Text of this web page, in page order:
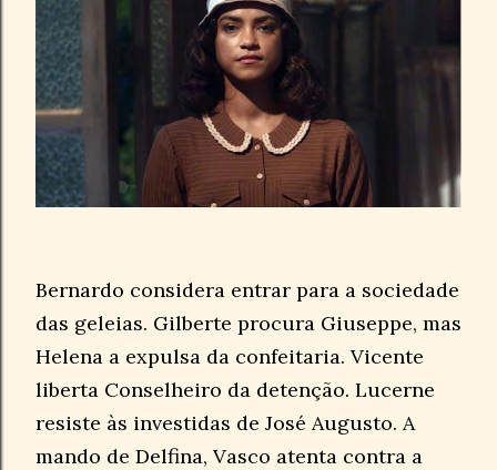
Bernardo considera entrar para a sociedade
das geleias. Gilberte procura Giuseppe, mas
Helena a expulsa da confeitaria. Vicente
liberta Conselheiro da detenção. Lucerne
resiste às investidas de José Augusto. A
mando de Delfina, Vasco atenta contra a